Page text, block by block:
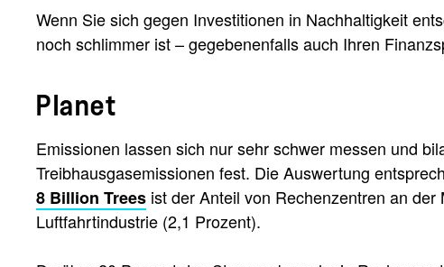
Wenn Sie sich gegen Investitionen in Nachhaltigkeit
noch schlimmer ist – gegebenenfalls auch Ihren
Planet
Emissionen lassen sich nur sehr schwer messen und
Treibhausgasemissionen fest. Die Auswertung
8 Billion Trees ist der Anteil von Rechenzentren an
Luftfahrtindustrie (2,1 Prozent).